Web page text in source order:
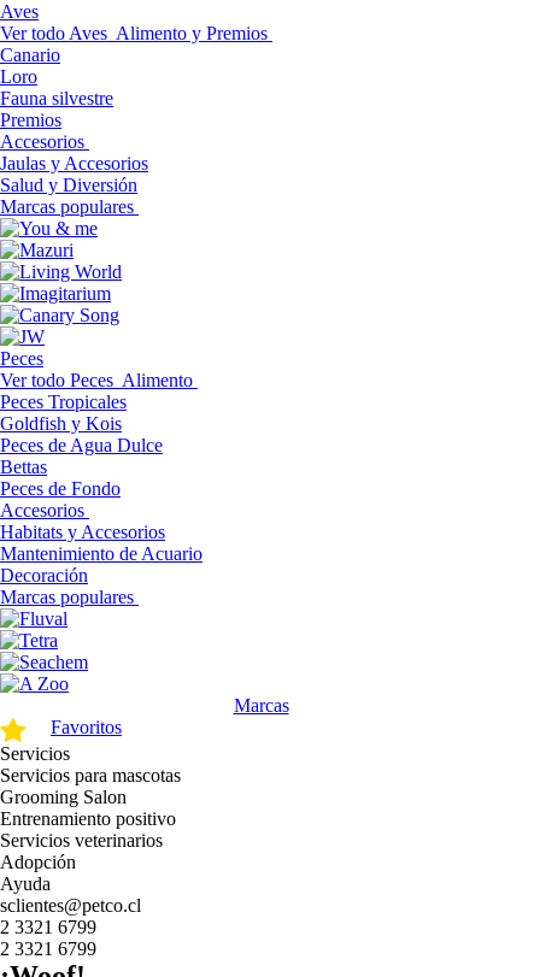
Aves
Ver todo Aves Alimento y Premios
Canario
Loro
Fauna silvestre
Premios
Accesorios
Jaulas y Accesorios
Salud y Diversión
Marcas populares
Peces
Ver todo Peces Alimento
Peces Tropicales
Goldfish y Kois
Peces de Agua Dulce
Bettas
Peces de Fondo
Accesorios
Habitats y Accesorios
Mantenimiento de Acuario
Decoración
Marcas populares
Marcas
Favoritos
Servicios
Servicios para mascotas
Grooming Salon
Entrenamiento positivo
Servicios veterinarios
Adopción
Ayuda
sclientes@petco.cl
2 3321 6799
2 3321 6799